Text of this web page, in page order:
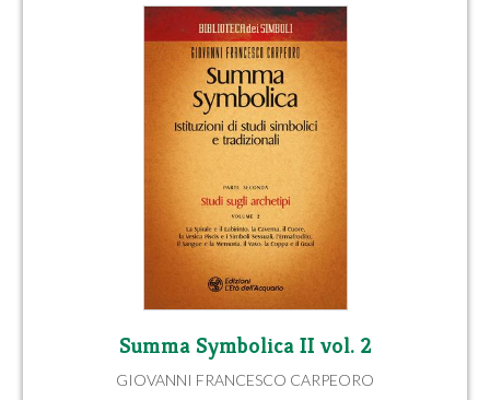
Summa Symbolica II vol. 2
GIOVANNI FRANCESCO CARPEORO